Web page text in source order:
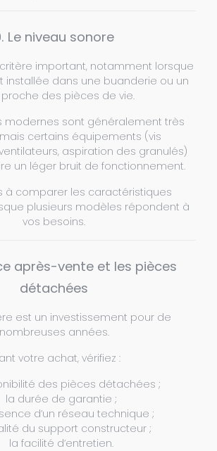
Le niveau sonore
important, notamment lorsque
installée dans une buanderie ou un
des pièces de vie.
modernes sont généralement très
certains équipements (vis
aspiration des granulés)
un léger bruit de fonctionnement.
à comparer les caractéristiques
plusieurs modèles répondent à
vos besoins.
après-vente et les pièces
détachées
est un investissement pour de
nombreuses années.
votre achat, vérifiez :
des pièces détachées ;
la durée de garantie ;
d’un réseau technique ;
du support constructeur ;
la facilité d’entretien.